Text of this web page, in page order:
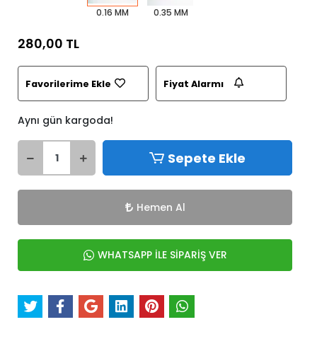
0.16 MM 0.35 MM
280,00 TL
Favorilerime Ekle Fiyat Alarmı
Aynı gün kargoda!
Sepete Ekle
Hemen Al
WHATSAPP İLE SİPARİŞ VER